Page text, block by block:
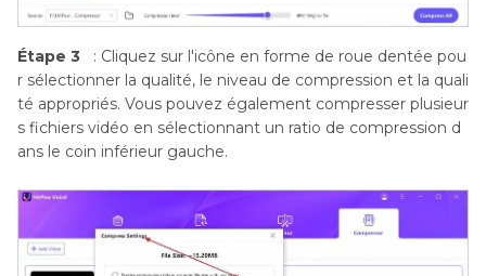
Étape 3
: Cliquez sur l'icône en forme de roue dentée pou
r sélectionner la qualité, le niveau de compression et la quali
té appropriés. Vous pouvez également compresser plusieur
s fichiers vidéo en sélectionnant un ratio de compression d
ans le coin inférieur gauche.